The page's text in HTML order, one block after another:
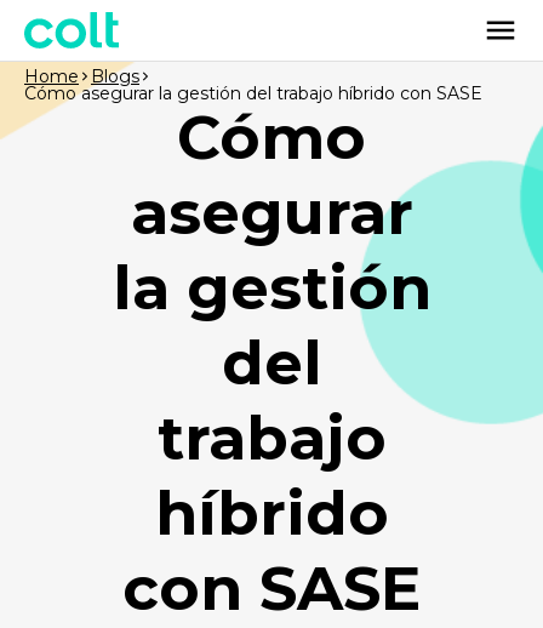
Cómo
asegurar
la gestión
del
trabajo
híbrido
con SASE
Home Blogs
Cómo asegurar la gestión del trabajo híbrido con SASE